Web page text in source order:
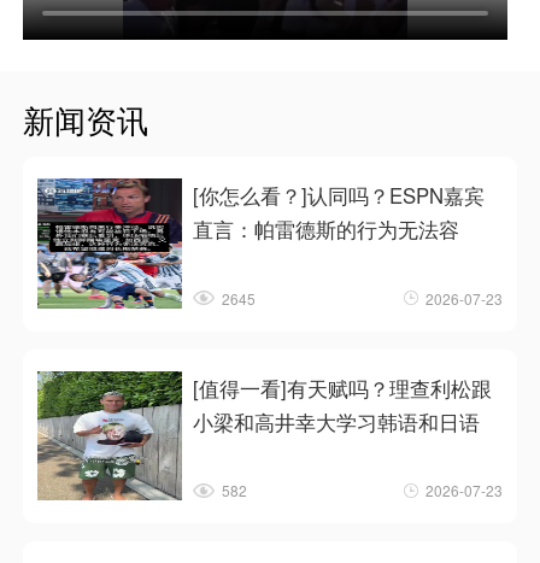
新闻资讯
[你怎么看？]认同吗？ESPN嘉宾
直言：帕雷德斯的行为无法容
2645 2026-07-23
[值得一看]有天赋吗？理查利松跟
小梁和高井幸大学习韩语和日语
582 2026-07-23